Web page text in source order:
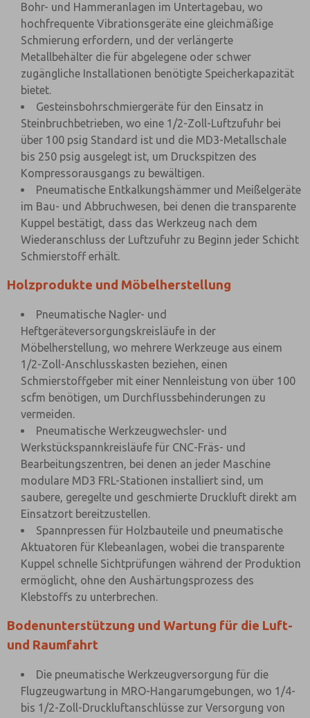
Bohr- und Hammeranlagen im Untertagebau, wo
hochfrequente Vibrationsgeräte eine gleichmäßige
Schmierung erfordern, und der verlängerte
Metallbehälter die für abgelegene oder schwer
zugängliche Installationen benötigte Speicherkapazität
bietet.
Gesteinsbohrschmiergeräte für den Einsatz in
Steinbruchbetrieben, wo eine 1/2-Zoll-Luftzufuhr bei
über 100 psig Standard ist und die MD3-Metallschale
bis 250 psig ausgelegt ist, um Druckspitzen des
Kompressorausgangs zu bewältigen.
Pneumatische Entkalkungshämmer und Meißelgeräte
im Bau- und Abbruchwesen, bei denen die transparente
Kuppel bestätigt, dass das Werkzeug nach dem
Wiederanschluss der Luftzufuhr zu Beginn jeder Schicht
Schmierstoff erhält.
Holzprodukte und Möbelherstellung
Pneumatische Nagler- und
Heftgeräteversorgungskreisläufe in der
Möbelherstellung, wo mehrere Werkzeuge aus einem
1/2-Zoll-Anschlusskasten beziehen, einen
Schmierstoffgeber mit einer Nennleistung von über 100
scfm benötigen, um Durchflussbehinderungen zu
vermeiden.
Pneumatische Werkzeugwechsler- und
Werkstückspannkreisläufe für CNC-Fräs- und
Bearbeitungszentren, bei denen an jeder Maschine
modulare MD3 FRL-Stationen installiert sind, um
saubere, geregelte und geschmierte Druckluft direkt am
Einsatzort bereitzustellen.
Spannpressen für Holzbauteile und pneumatische
Aktuatoren für Klebeanlagen, wobei die transparente
Kuppel schnelle Sichtprüfungen während der Produktion
ermöglicht, ohne den Aushärtungsprozess des
Klebstoffs zu unterbrechen.
Bodenunterstützung und Wartung für die Luft-
und Raumfahrt
Die pneumatische Werkzeugversorgung für die
Flugzeugwartung in MRO-Hangarumgebungen, wo 1/4-
bis 1/2-Zoll-Druckluftanschlüsse zur Versorgung von